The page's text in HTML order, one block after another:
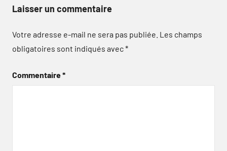
Laisser un commentaire
Votre adresse e-mail ne sera pas publiée. Les champs
obligatoires sont indiqués avec*
Commentaire*